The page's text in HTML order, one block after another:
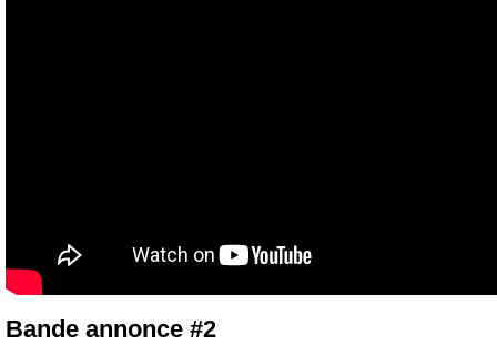
Bande annonce #2